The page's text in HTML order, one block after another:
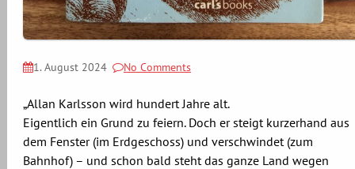
1. August 2024 No Comments
„Allan Karlsson wird hundert Jahre alt.
Eigentlich ein Grund zu feiern. Doch er steigt kurzerhand aus
dem Fenster (im Erdgeschoss) und verschwindet (zum
Bahnhof) – und schon bald steht das ganze Land wegen